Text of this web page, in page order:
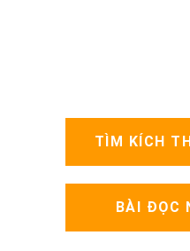
TÌM KÍCH
BÀI ĐỌC